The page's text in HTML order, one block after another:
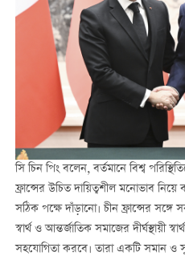
সি চিন পিং বলেন, বর্তমানে বিশ্ব
ফ্রান্সের উচিত দায়িত্বশীল মনোভাব
সঠিক পক্ষে দাঁড়ানো। চীন ফ্রান্সের
স্বার্থ ও আন্তর্জাতিক সমাজের দীর্ঘস্থায়ী
সহযোগিতা করবে। তারা একটি সমান ও